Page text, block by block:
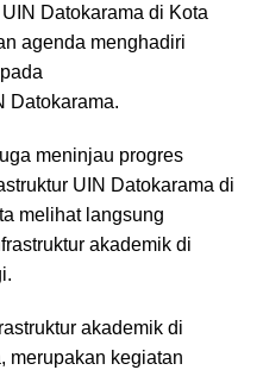
Datokarama di Kota
agenda menghadiri
Datokarama.
meninjau progres
UIN Datokarama di
melihat langsung
akademik di
akademik di
merupakan kegiatan